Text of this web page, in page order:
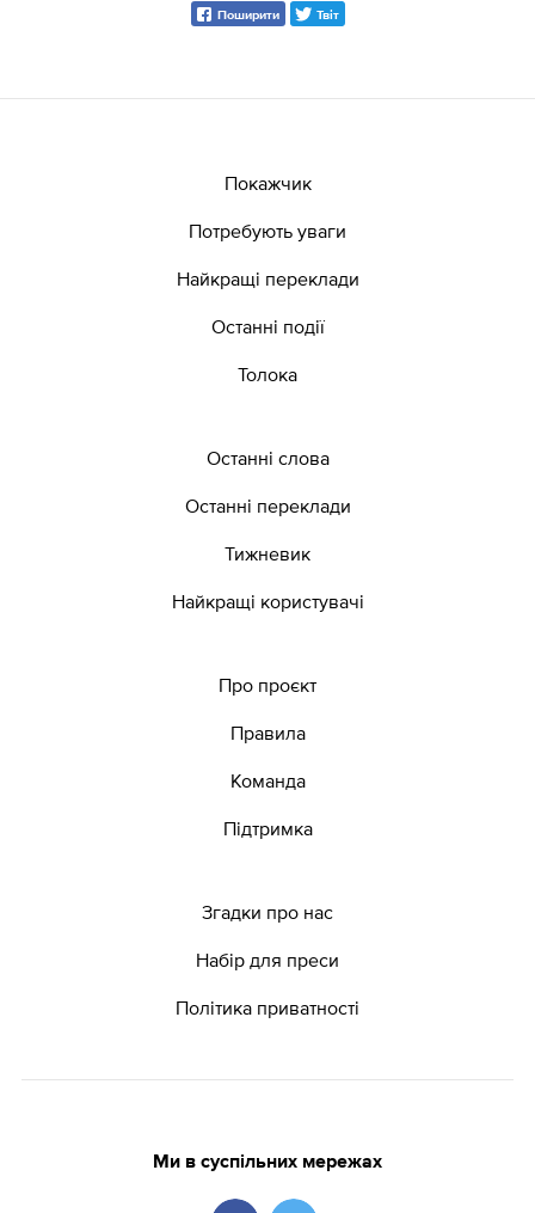
Поширити Твіт
Покажчик
Потребують уваги
Найкращі переклади
Останні події
Толока
Останні слова
Останні переклади
Тижневик
Найкращі користувачі
Про проєкт
Правила
Команда
Підтримка
Згадки про нас
Набір для преси
Політика приватності
Ми в суспільних мережах